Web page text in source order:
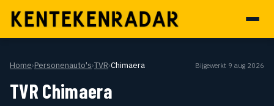
Home›Personenauto's›TVR›Chimaera Bijgewerkt 9 aug 2026
TVR Chimaera